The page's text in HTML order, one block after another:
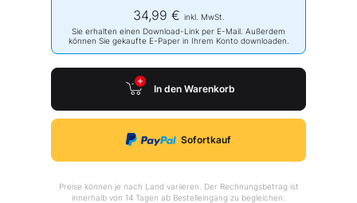
34,99 € inkl. MwSt.
Sie erhalten einen Download-Link per E-Mail. Außerdem
können Sie gekaufte E-Paper in Ihrem Konto downloaden.
In den Warenkorb
Sofortkauf
Preise können je nach Land variieren. Der Rechnungsbetrag ist
innerhalb von 14 Tagen ab Bestelleingang zu begleichen.